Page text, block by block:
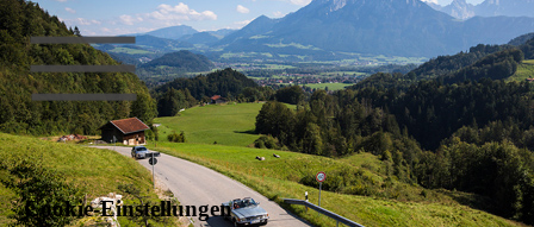
Cookie-Einstellungen